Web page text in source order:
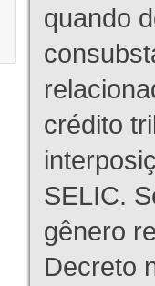
quando
crédito
SELIC.
gênero
Decreto